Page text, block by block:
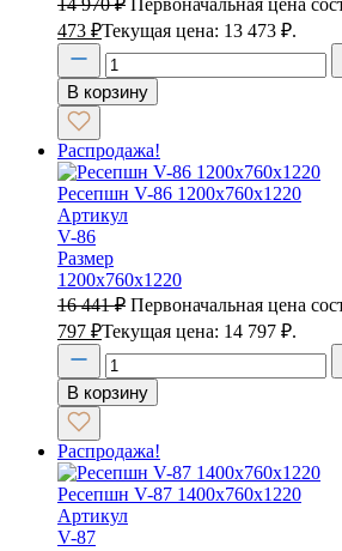
14 970₽ Первоначальная цена
473 ₽Текущая цена: 13 473 ₽.
В корзину
Распродажа!
Ресепшн V-86 1200х760х1220
Артикул
V-86
Размер
1200х760х1220
16 441₽ Первоначальная цена
797 ₽Текущая цена: 14 797 ₽.
В корзину
Распродажа!
Ресепшн V-87 1400х760х1220
Артикул
V-87